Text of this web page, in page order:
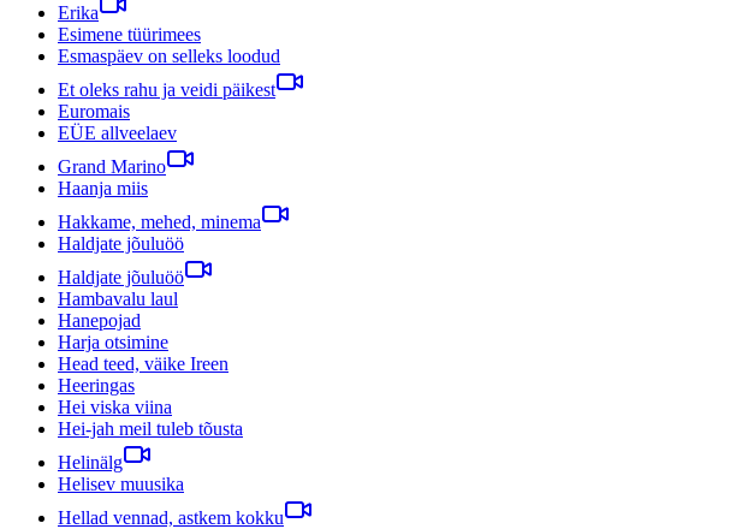
Erika
Esimene tüürimees
Esmaspäev on selleks loodud
Et oleks rahu ja veidi päikest
Euromais
EÜE allveelaev
Grand Marino
Haanja miis
Hakkame, mehed, minema
Haldjate jõuluöö
Haldjate jõuluöö
Hambavalu laul
Hanepojad
Harja otsimine
Head teed, väike Ireen
Heeringas
Hei viska viina
Hei-jah meil tuleb tõusta
Helinälg
Helisev muusika
Hellad vennad, astkem kokku